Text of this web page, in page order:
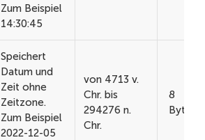
Zum Beispiel
14:30:45
Speichert
Datum und
Zeit ohne
Zeitzone.
Zum Beispiel
2022-12-05
von 4713 v.
Chr. bis
294276 n.
Chr.
8
Bytes